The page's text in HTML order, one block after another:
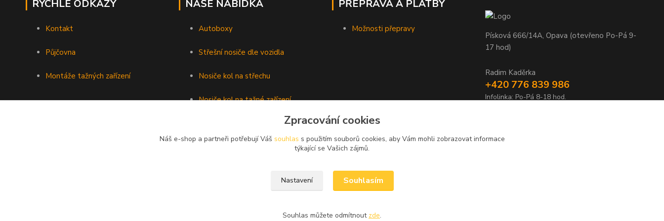
RYCHLÉ ODKAZY
Kontakt
Půjčovna
Montáže tažných zařízení
NAŠE NABÍDKA
Autoboxy
Střešní nosiče dle vozidla
Nosiče kol na střechu
Nosiče kol na tažné zařízení
PŘEPRAVA A PLATBY
Možnosti přepravy
Písková 666/14A, Opava (otevřeno Po-Pá 9-
17 hod)
Radim Kaděrka
+420 776 839 986
Infolinka: Po-Pá 8-18 hod.
Zpracování cookies
Náš e-shop a partneři potřebují Váš souhlas s použitím souborů cookies, aby Vám mohli zobrazovat informace
týkající se Vašich zájmů.
Nastavení Souhlasím
Souhlas můžete odmítnout zde.